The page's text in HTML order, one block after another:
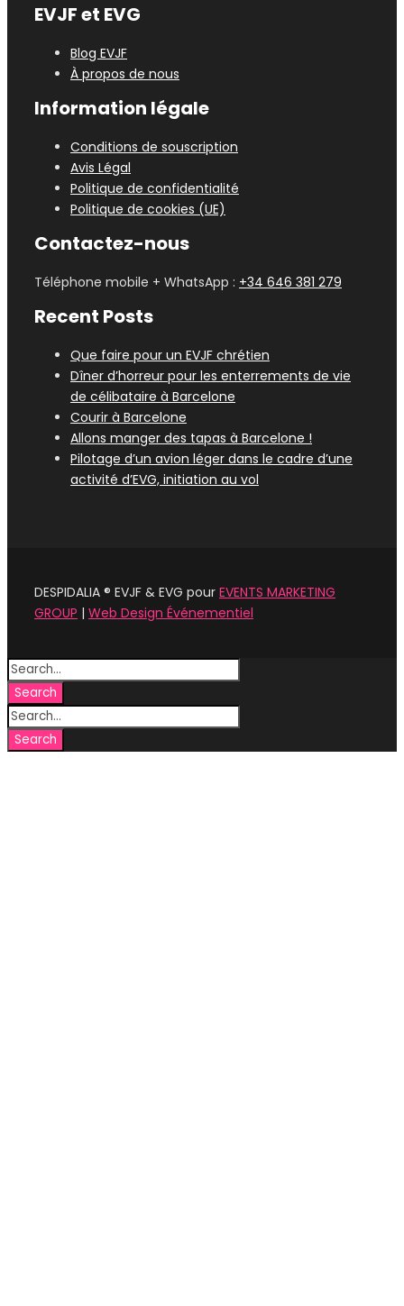
EVJF et EVG
Blog EVJF
À propos de nous
Information légale
Conditions de souscription
Avis Légal
Politique de confidentialité
Politique de cookies (UE)
Contactez-nous
Téléphone mobile + WhatsApp : +34 646 381 279
Recent Posts
Que faire pour un EVJF chrétien
Dîner d’horreur pour les enterrements de vie
de célibataire à Barcelone
Courir à Barcelone
Allons manger des tapas à Barcelone !
Pilotage d’un avion léger dans le cadre d’une
activité d’EVG, initiation au vol
DESPIDALIA ® EVJF & EVG pour EVENTS MARKETING
GROUP | Web Design Événementiel